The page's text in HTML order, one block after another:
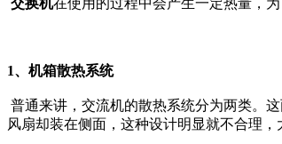
交换机在使用的过程中会产生一定热量，
1、机箱散热系统
普通来讲，交流机的散热系统分为两类。
风扇却装在侧面，这种设计明显就不合理，